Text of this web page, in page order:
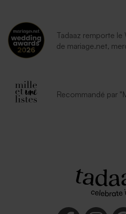
Enveloppe émeraude
Tadaaz remporte
de mariage.net,
Recommandé par